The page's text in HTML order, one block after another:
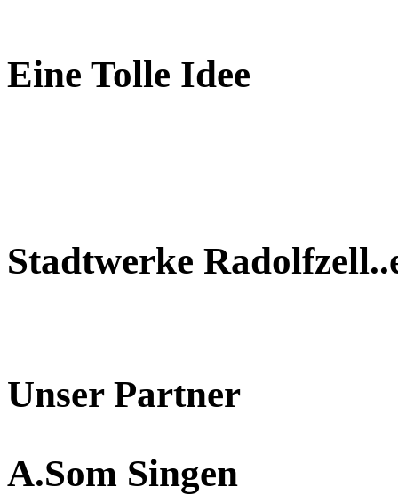
Eine Tolle Idee
Stadtwerke
Unser Partner
A.Som Singen